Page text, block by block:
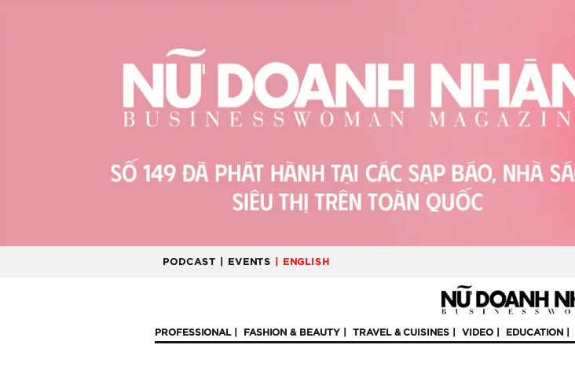
PODCAST | EVENTS | ENGLISH
PROFESSIONAL FASHION & BEAUTY TRAVEL & CUISINES VIDEO EDUCATION